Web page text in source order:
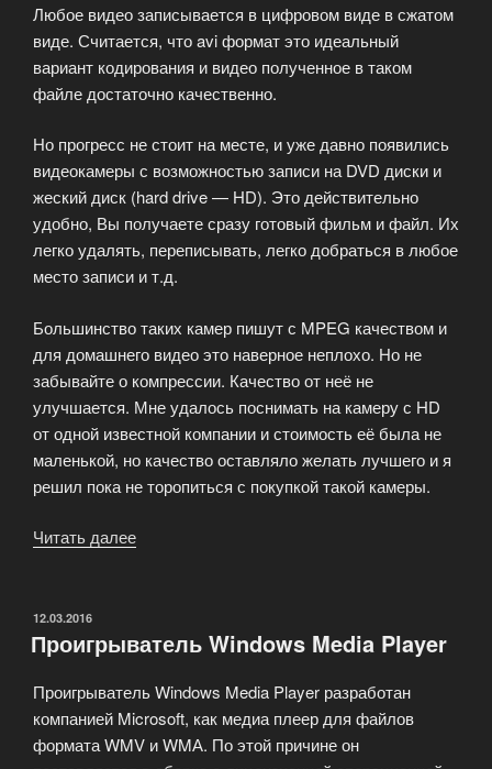
MP4
и
MP3»
Любое видео записывается в цифровом виде в сжатом
виде. Считается, что avi формат это идеальный
вариант кодирования и видео полученное в таком
файле достаточно качественно.
Но прогресс не стоит на месте, и уже давно появились
видеокамеры с возможностью записи на DVD диски и
жеский диск (hard drive — HD). Это действительно
удобно, Вы получаете сразу готовый фильм и файл. Их
легко удалять, переписывать, легко добраться в любое
место записи и т.д.
Большинство таких камер пишут с MPEG качеством и
для домашнего видео это наверное неплохо. Но не
забывайте о компрессии. Качество от неё не
улучшается. Мне удалось поснимать на камеру с HD
от одной известной компании и стоимость её была не
маленькой, но качество оставляло желать лучшего и я
решил пока не торопиться с покупкой такой камеры.
Читать далее
форматы
ОПУБЛИКОВАНО
12.03.2016
Проигрыватель Windows Media Player
Проигрыватель Windows Media Player разработан
компанией Microsoft, как медиа плеер для файлов
формата WMV и WMА. По этой причине он